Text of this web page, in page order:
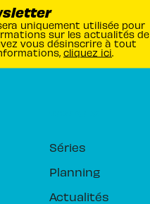
uniquement utilisée pour
sur les actualités de
vous désinscrire à tout
cliquez ici
Séries
Planning
Actualités